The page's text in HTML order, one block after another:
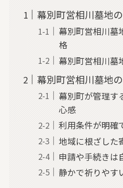
幕別町営相川墓地
幕別町営相川墓
格
幕別町営相川墓
幕別町営相川墓地
幕別町が管理す
心感
利用条件が明確
地域に根ざした
申請や手続きは
静かで祈りやす